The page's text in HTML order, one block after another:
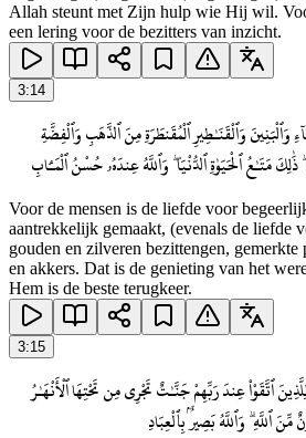
Allah steunt met Zijn hulp wie Hij wil.
een lering voor de bezitters van inzicht.
3:14
وَٱلْقَنَـٰطِيرِ ٱلْمُقَنطَرَةِ مِنَ ٱلذَّهَبِ وَٱلْفِضَّةِ
مَتَـٰعُ ٱلْحَيَوٰةِ ٱلدُّنْيَا ۖ وَٱللَّهُ عِندَهُۥ حُسْنُ ٱلْمَـَٔابِ
Voor de mensen is de liefde voor
aantrekkelijk gemaakt, (evenals de liefde
gouden en zilveren bezittengen, gemerkte
en akkers. Dat is de genieting van het
Hem is de beste terugkeer.
3:15
ٱتَّقَوْا۟ عِندَ رَبِّهِمْ جَنَّـٰتٌ تَجْرِى مِن تَحْتِهَا ٱلْأَنْهَـٰرُ
ٱللَّهِ ۗ وَٱللَّهُ بَصِيرٌۢ بِٱلْعِبَادِ